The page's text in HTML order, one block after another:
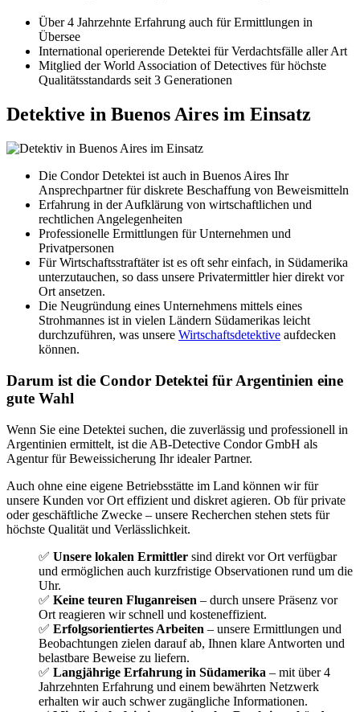
Über 4 Jahrzehnte Erfahrung auch für Ermittlungen in
Übersee
International operierende Detektei für Verdachtsfälle aller Art
Mitglied der World Association of Detectives für höchste
Qualitätsstandards seit 3 Generationen
Detektive in Buenos Aires im Einsatz
Die Condor Detektei ist auch in Buenos Aires Ihr
Ansprechpartner für diskrete Beschaffung von Beweismitteln
Erfahrung in der Aufklärung von wirtschaftlichen und
rechtlichen Angelegenheiten
Professionelle Ermittlungen für Unternehmen und
Privatpersonen
Für Wirtschaftsstraftäter ist es oft sehr einfach, in Südamerika
unterzutauchen, so dass unsere Privatermittler hier direkt vor
Ort ansetzen.
Die Neugründung eines Unternehmens mittels eines
Strohmannes ist in vielen Ländern Südamerikas leicht
durchzuführen, was unsere Wirtschaftsdetektive aufdecken
können.
Darum ist die Condor Detektei für Argentinien eine
gute Wahl
Wenn Sie eine Detektei suchen, die zuverlässig und professionell in
Argentinien ermittelt, ist die AB-Detective Condor GmbH als
Agentur für Beweissicherung Ihr idealer Partner.
Auch ohne eine eigene Betriebsstätte im Land können wir für
unsere Kunden vor Ort effizient und diskret agieren. Ob für private
oder geschäftliche Zwecke – unsere Recherchen stehen stets für
höchste Qualität und Verlässlichkeit.
✅ Unsere lokalen Ermittler sind direkt vor Ort verfügbar
und ermöglichen auch kurzfristige Observationen rund um die
Uhr.
✅ Keine teuren Fluganreisen – durch unsere Präsenz vor
Ort reagieren wir schnell und kosteneffizient.
✅ Erfolgsorientiertes Arbeiten – unsere Ermittlungen und
Beobachtungen zielen darauf ab, Ihnen klare Antworten und
belastbare Beweise zu liefern.
✅ Langjährige Erfahrung in Südamerika – mit über 4
Jahrzehnten Erfahrung und einem bewährten Netzwerk
erhalten wir auch schwer zugängliche Informationen.